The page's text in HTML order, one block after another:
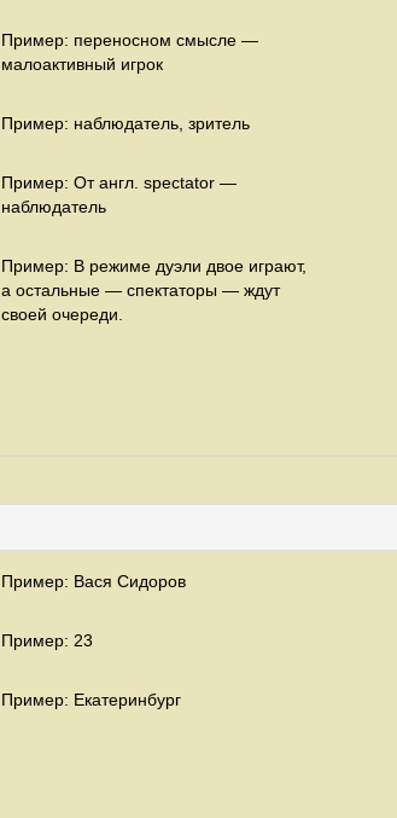
Пример: переносном смысле —
малоактивный игрок
Пример: наблюдатель, зритель
Пример: От англ. spectator —
наблюдатель
Пример: В режиме дуэли двое играют,
а остальные — спектаторы — ждут
своей очереди.
Пример: Вася Сидоров
Пример: 23
Пример: Екатеринбург